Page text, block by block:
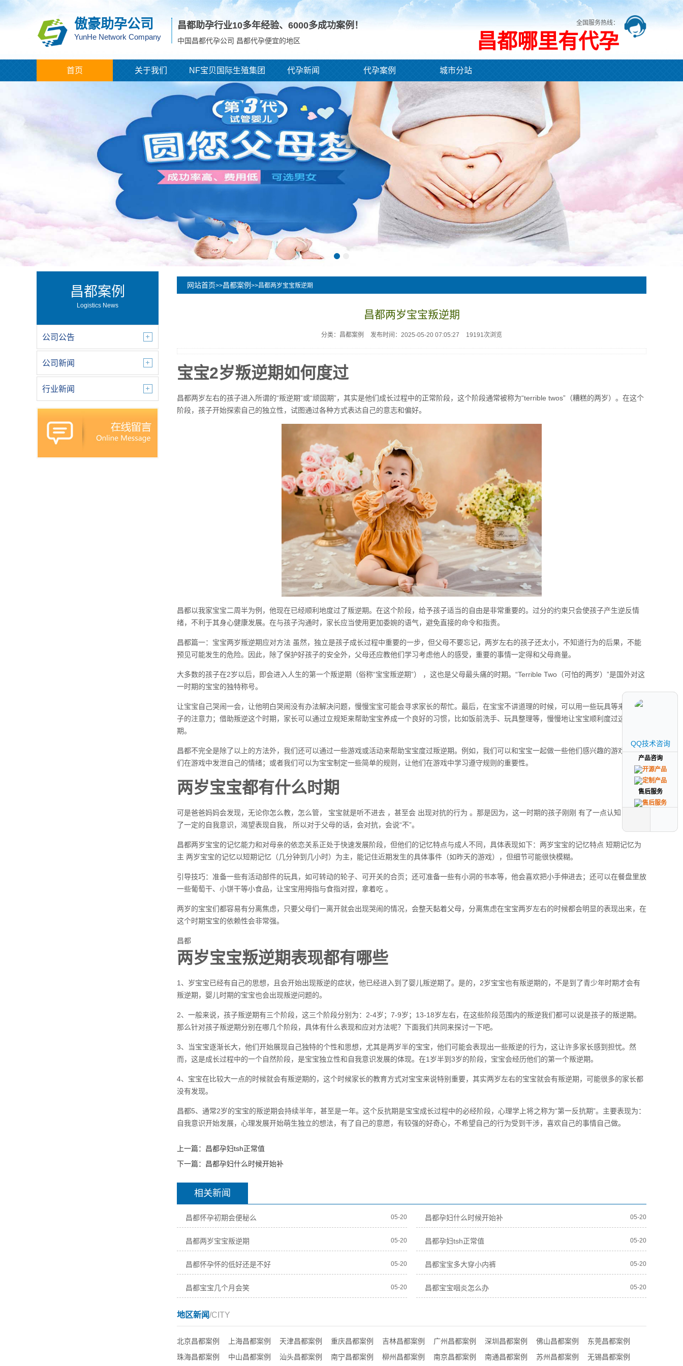
傲豪助孕公司
YunHe Network Company
昌都助孕行业10多年经验、 6000多成功案例！
中国昌都代孕公司 昌都代孕便宜的地区
全国服务热线：
昌都哪里有代孕
首页 关于我们 NF宝贝国际生殖集团 代孕新闻 代孕案例 城市分站
昌都案例
Logistics News
公司公告
公司新闻
行业新闻
网站首页>>昌都案例 >>昌都两岁宝宝叛逆期
昌都两岁宝宝叛逆期
分类：昌都案例 发布时间：2025-05-20 07:05:27 19191次浏览
宝宝2岁叛逆期如何度过
昌都两岁左右的孩子进入所谓的“叛逆期”或“顽固期”，其实是他们成长过程中的正常阶段，这个阶段通常被称为“terrible twos”（糟糕的两岁）。在这个
阶段，孩子开始探索自己的独立性，试图通过各种方式表达自己的意志和偏好。
昌都以我家宝宝二周半为例，他现在已经顺利地度过了叛逆期。在这个阶段，给予孩子适当的自由是非常重要的。过分的约束只会使孩子产生逆反情
绪，不利于其身心健康发展。在与孩子沟通时，家长应当使用更加委婉的语气，避免直接的命令和指责。
昌都篇一：宝宝两岁叛逆期应对方法 虽然，独立是孩子成长过程中重要的一步，但父母不要忘记，两岁左右的孩子还太小，不知道行为的后果，不能
预见可能发生的危险。因此，除了保护好孩子的安全外，父母还应教他们学习考虑他人的感受，重要的事情一定得和父母商量。
大多数的孩子在2岁以后，即会进入人生的第一个叛逆期（俗称“宝宝叛逆期”） ，这也是父母最头痛的时期。“Terrible Two（可怕的两岁）”是国外对这
一时期的宝宝的独特称号。
让宝宝自己哭闹一会，让他明白哭闹没有办法解决问题，慢慢宝宝可能会寻求家长的帮忙。最后，在宝宝不讲道理的时候，可以用一些玩具等来转移孩
子的注意力；借助叛逆这个时期，家长可以通过立规矩来帮助宝宝养成一个良好的习惯，比如饭前洗手、玩具整理等，慢慢地让宝宝顺利度过这个叛逆
期。
昌都不完全是除了以上的方法外，我们还可以通过一些游戏或活动来帮助宝宝度过叛逆期。例如，我们可以和宝宝一起做一些他们感兴趣的游戏，让他
们在游戏中发泄自己的情绪；或者我们可以为宝宝制定一些简单的规则，让他们在游戏中学习遵守规则的重要性。
两岁宝宝都有什么时期
可是爸爸妈妈会发现，无论你怎么教，怎么管， 宝宝就是听不进去 ，甚至会 出现对抗的行为 。那是因为，这一时期的孩子刚刚 有了一点认知 ，形成
了一定的自我意识，渴望表现自我， 所以对于父母的话，会对抗，会说“不”。
昌都两岁宝宝的记忆能力和对母亲的依恋关系正处于快速发展阶段，但他们的记忆特点与成人不同，具体表现如下：两岁宝宝的记忆特点 短期记忆为
主 两岁宝宝的记忆以短期记忆（几分钟到几小时）为主，能记住近期发生的具体事件（如昨天的游戏），但细节可能很快模糊。
引导技巧：准备一些有活动部件的玩具，如可转动的轮子、可开关的合页；还可准备一些有小洞的书本等，他会喜欢把小手伸进去；还可以在餐盘里放
一些葡萄干、小饼干等小食品，让宝宝用拇指与食指对捏，拿着吃 。
两岁的宝宝们都容易有分离焦虑，只要父母们一离开就会出现哭闹的情况，会整天黏着父母，分离焦虑在宝宝两岁左右的时候都会明显的表现出来，在
这个时期宝宝的依赖性会非常强。
昌都
两岁宝宝叛逆期表现都有哪些
1、岁宝宝已经有自己的思想，且会开始出现叛逆的症状，他已经进入到了婴儿叛逆期了。是的，2岁宝宝也有叛逆期的，不是到了青少年时期才会有
叛逆期，婴儿时期的宝宝也会出现叛逆问题的。
2、一般来说，孩子叛逆期有三个阶段，这三个阶段分别为：2-4岁；7-9岁；13-18岁左右，在这些阶段范围内的叛逆我们都可以说是孩子的叛逆期。
那么针对孩子叛逆期分别在哪几个阶段，具体有什么表现和应对方法呢？下面我们共同来探讨一下吧。
3、当宝宝逐渐长大，他们开始展现自己独特的个性和思想，尤其是两岁半的宝宝，他们可能会表现出一些叛逆的行为，这让许多家长感到担忧。然
而，这是成长过程中的一个自然阶段，是宝宝独立性和自我意识发展的体现。在1岁半到3岁的阶段，宝宝会经历他们的第一个叛逆期。
4、宝宝在比较大一点的时候就会有叛逆期的，这个时候家长的教育方式对宝宝来说特别重要，其实两岁左右的宝宝就会有叛逆期，可能很多的家长都
没有发现。
昌都5、通常2岁的宝宝的叛逆期会持续半年，甚至是一年。这个反抗期是宝宝成长过程中的必经阶段，心理学上将之称为“第一反抗期”。主要表现为：
自我意识开始发展，心理发展开始萌生独立的想法，有了自己的意愿，有较强的好奇心，不希望自己的行为受到干涉，喜欢自己的事情自己做。
上一篇： 昌都孕妇tsh正常值
下一篇： 昌都孕妇什么时候开始补
相关新闻
昌都怀孕初期会便秘么 05-20 昌都孕妇什么时候开始补 05-20
昌都两岁宝宝叛逆期 05-20 昌都孕妇tsh正常值 05-20
昌都怀孕怀的低好还是不好 05-20 昌都宝宝多大穿小内裤 05-20
昌都宝宝几个月会笑 05-20 昌都宝宝咽炎怎么办 05-20
地区新闻/CITY
北京昌都案例 上海昌都案例 天津昌都案例 重庆昌都案例 吉林昌都案例 广州昌都案例 深圳昌都案例 佛山昌都案例
东莞昌都案例
珠海昌都案例
中山昌都案例 汕头昌都案例 南宁昌都案例 柳州昌都案例 南京昌都案例 南通昌都案例 苏州昌都案例 无锡昌都案例
QQ技术咨询
产品咨询
售后服务
QQ技术咨询
产品咨询
售后服务